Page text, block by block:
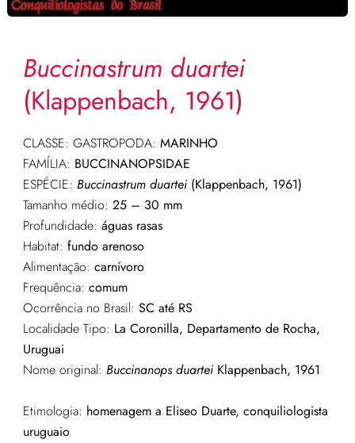
Buccinastrum duartei
(Klappenbach, 1961)
CLASSE: GASTROPODA: MARINHO
FAMÍLIA: BUCCINANOPSIDAE
ESPÉCIE: Buccinastrum duartei(Klappenbach, 1961)
Tamanho médio: 25 – 30 mm
Profundidade: águas rasas
Habitat: fundo arenoso
Alimentação: carnívoro
Frequência: comum
Ocorrência no Brasil: SC até RS
Localidade Tipo: La Coronilla, Departamento de Rocha,
Uruguai
Nome original: Buccinanops duarteiKlappenbach, 1961
Etimologia: homenagem a Eliseo Duarte, conquiliologista
uruguaio